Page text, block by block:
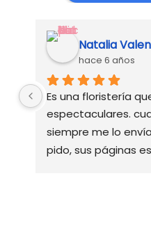
Natalia
hace 6 años
Es una floristería
espectaculares.
siempre me lo
pido, sus páginas